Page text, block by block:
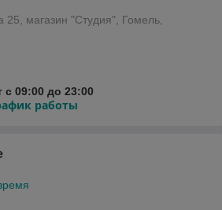
25, магазин "Студия", Гомель,
с 09:00 до 23:00
работы